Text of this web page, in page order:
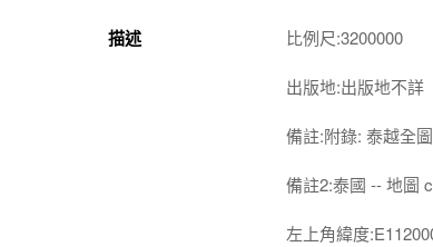
描述 比例尺:3200000
出版地:出版地不詳
備註:附錄: 泰越全
備註2:泰國 -- 地圖
左上角緯度